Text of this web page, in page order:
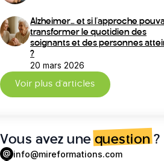
Alzheimer… et si l’approche
transformer le quotidien des
soignants et des personnes
?
20 mars 2026
Voir plus d'articles
Vous avez une question ?
info@mireformations.com